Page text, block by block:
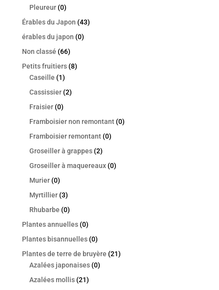
Pleureur (0)
Érables du Japon (43)
érables du japon (0)
Non classé (66)
Petits fruitiers (8)
Caseille (1)
Cassissier (2)
Fraisier (0)
Framboisier non remontant (0)
Framboisier remontant (0)
Groseiller à grappes (2)
Groseiller à maquereaux (0)
Murier (0)
Myrtillier (3)
Rhubarbe (0)
Plantes annuelles (0)
Plantes bisannuelles (0)
Plantes de terre de bruyère (21)
Azalées japonaises (0)
Azalées mollis (21)